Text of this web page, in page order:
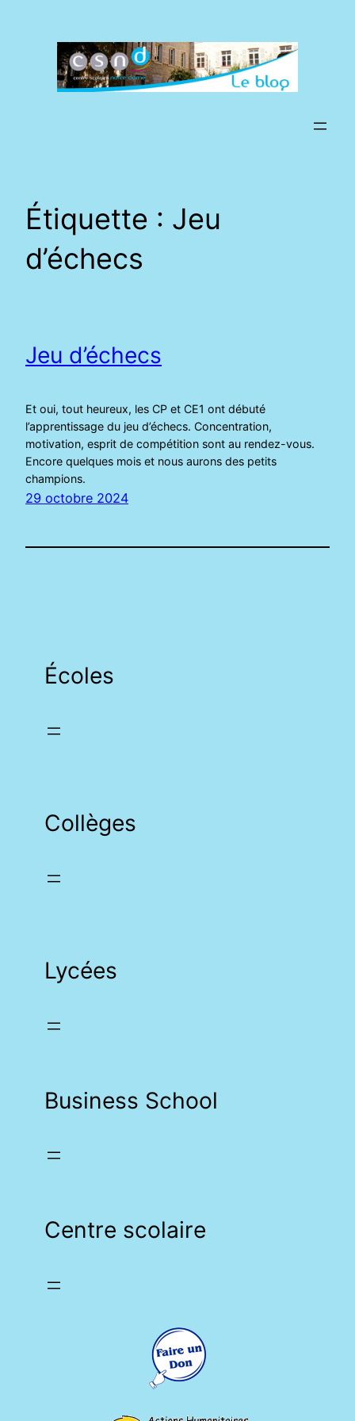
Étiquette : Jeu
d’échecs
Jeu d’échecs
Et oui, tout heureux, les CP et CE1 ont débuté
l’apprentissage du jeu d’échecs. Concentration,
motivation, esprit de compétition sont au rendez-vous.
Encore quelques mois et nous aurons des petits
champions.
29 octobre 2024
Écoles
Collèges
Lycées
Business School
Centre scolaire